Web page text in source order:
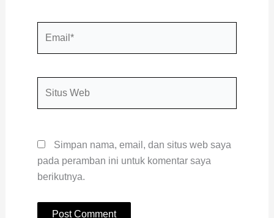
Simpan nama, email, dan situs web saya
pada peramban ini untuk komentar saya
berikutnya.